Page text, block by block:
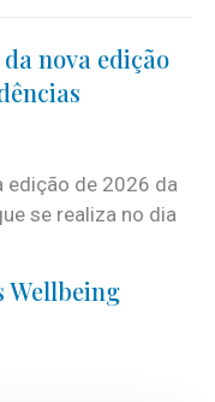
nova edição
edição de 2026 da
se realiza no dia
Wellbeing